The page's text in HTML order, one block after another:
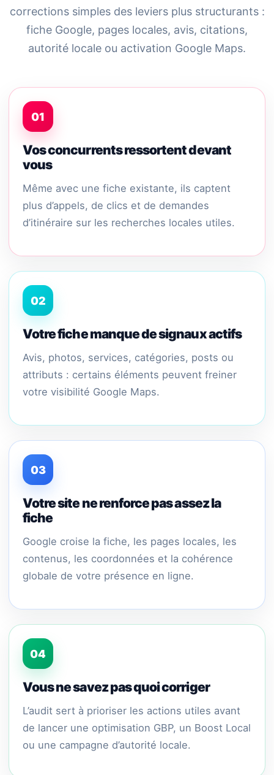
corrections simples des leviers plus structurants :
fiche Google, pages locales, avis, citations,
autorité locale ou activation Google Maps.
01
Vos concurrents ressortent devant
vous
Même avec une fiche existante, ils captent
plus d’appels, de clics et de demandes
d’itinéraire sur les recherches locales utiles.
02
Votre fiche manque de signaux actifs
Avis, photos, services, catégories, posts ou
attributs : certains éléments peuvent freiner
votre visibilité Google Maps.
03
Votre site ne renforce pas assez la
fiche
Google croise la fiche, les pages locales, les
contenus, les coordonnées et la cohérence
globale de votre présence en ligne.
04
Vous ne savez pas quoi corriger
L’audit sert à prioriser les actions utiles avant
de lancer une optimisation GBP, un Boost Local
ou une campagne d’autorité locale.